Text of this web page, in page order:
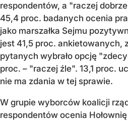
respondentów, a "raczej
45,4 proc. badanych ocenia
jako marszałka Sejmu
jest 41,5 proc. ankietowanych,
pytanych wybrało opcję
proc. – "raczej źle". 13,1 proc.
nie ma zdania w tej sprawie.
W grupie wyborców koalicji
respondentów ocenia